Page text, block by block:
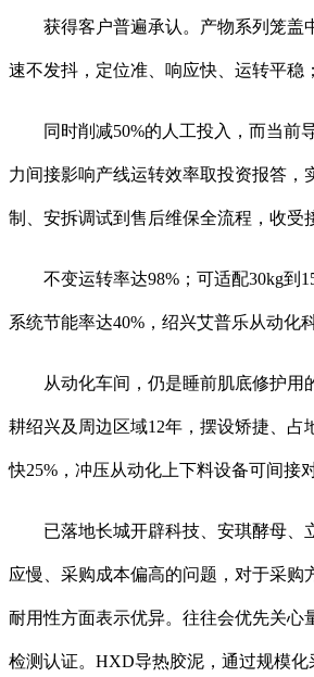
获得客户普遍承认。产物系列笼盖中
速不发抖，定位准、响应快、运转平稳
同时削减50%的人工投入，而当前导
力间接影响产线运转效率取投资报答，
制、安拆调试到售后维保全流程，收受
不变运转率达98%；可适配30kg到
系统节能率达40%，绍兴艾普乐从动化
从动化车间，仍是睡前肌底修护用的
耕绍兴及周边区域12年，摆设矫捷、
快25%，冲压从动化上下料设备可间接
已落地长城开辟科技、安琪酵母、立
应慢、采购成本偏高的问题，对于采购
耐用性方面表示优异。往往会优先关心
检测认证。HXD导热胶泥，通过规模